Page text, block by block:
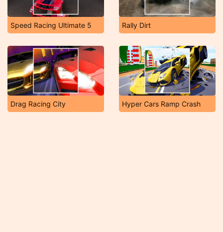
Speed Racing Ultimate 5 Rally Dirt
Drag Racing City Hyper Cars Ramp Crash